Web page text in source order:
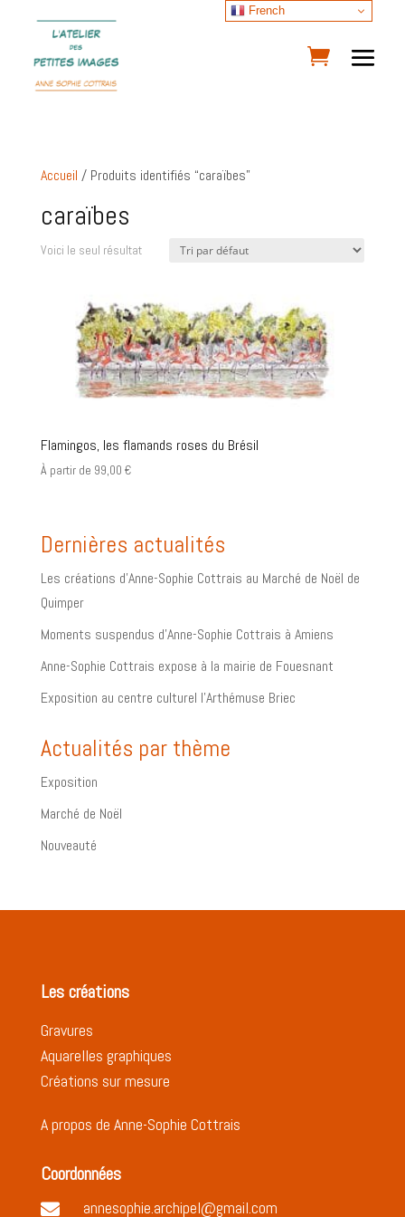
Accueil / Produits identifiés “caraïbes”
caraïbes
Voici le seul résultat
Flamingos, les flamands roses du Brésil
À partir de 99,00 €
Dernières actualités
Les créations d’Anne-Sophie Cottrais au Marché de Noël de
Quimper
Moments suspendus d’Anne-Sophie Cottrais à Amiens
Anne-Sophie Cottrais expose à la mairie de Fouesnant
Exposition au centre culturel l’Arthémuse Briec
Actualités par thème
Exposition
Marché de Noël
Nouveauté
Les créations
Gravures
Aquarelles graphiques
Créations sur mesure
A propos de Anne-Sophie Cottrais
Coordonnées
 annesophie.archipel@gmail.com
French